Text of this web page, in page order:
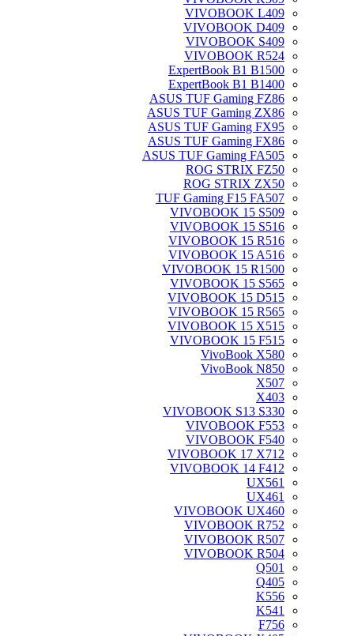
VIVOBOOK L409
VIVOBOOK D409
VIVOBOOK S409
VIVOBOOK R524
ExpertBook B1 B1500
ExpertBook B1 B1400
ASUS TUF Gaming FZ86
ASUS TUF Gaming ZX86
ASUS TUF Gaming FX95
ASUS TUF Gaming FX86
ASUS TUF Gaming FA505
ROG STRIX FZ50
ROG STRIX ZX50
TUF Gaming F15 FA507
VIVOBOOK 15 S509
VIVOBOOK 15 S516
VIVOBOOK 15 R516
VIVOBOOK 15 A516
VIVOBOOK 15 R1500
VIVOBOOK 15 S565
VIVOBOOK 15 D515
VIVOBOOK 15 R565
VIVOBOOK 15 X515
VIVOBOOK 15 F515
VivoBook X580
VivoBook N850
X507
X403
VIVOBOOK S13 S330
VIVOBOOK F553
VIVOBOOK F540
VIVOBOOK 17 X712
VIVOBOOK 14 F412
UX561
UX461
VIVOBOOK UX460
VIVOBOOK R752
VIVOBOOK R507
VIVOBOOK R504
Q501
Q405
K556
K541
F756